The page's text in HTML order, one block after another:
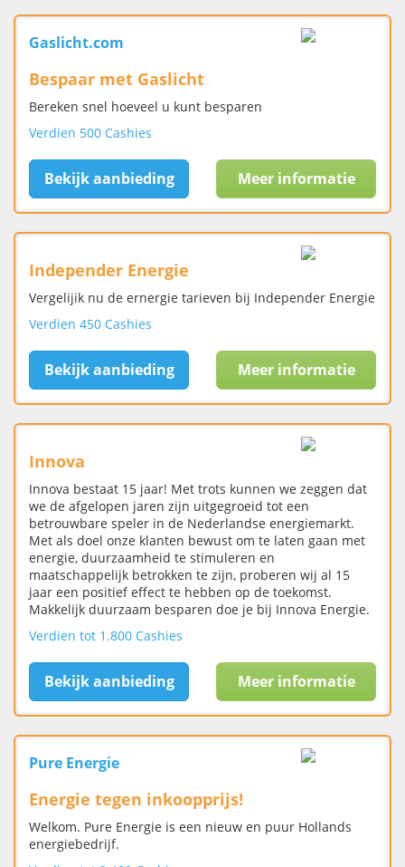
Gaslicht.com
Bespaar met Gaslicht
Bereken snel hoeveel u kunt besparen
Verdien 500 Cashies
Bekijk aanbieding Meer informatie
Independer Energie
Vergelijik nu de ernergie tarieven bij Independer Energie
Verdien 450 Cashies
Bekijk aanbieding Meer informatie
Innova
Innova bestaat 15 jaar! Met trots kunnen we zeggen dat
we de afgelopen jaren zijn uitgegroeid tot een
betrouwbare speler in de Nederlandse energiemarkt.
Met als doel onze klanten bewust om te laten gaan met
energie, duurzaamheid te stimuleren en
maatschappelijk betrokken te zijn, proberen wij al 15
jaar een positief effect te hebben op de toekomst.
Makkelijk duurzaam besparen doe je bij Innova Energie.
Verdien tot 1.800 Cashies
Bekijk aanbieding Meer informatie
Pure Energie
Energie tegen inkoopprijs!
Welkom. Pure Energie is een nieuw en puur Hollands
energiebedrijf.